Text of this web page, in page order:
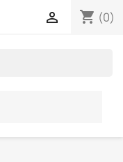
shopping_cart (0)
